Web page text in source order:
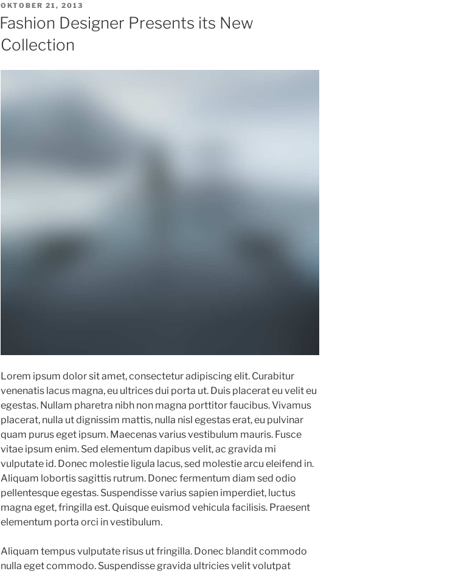
VERÖFFENTLICHT
AM
OKTOBER 21, 2013
Fashion Designer Presents its New
Collection
Lorem ipsum dolor sit amet, consectetur adipiscing elit. Curabitur
venenatis lacus magna, eu ultrices dui porta ut. Duis placerat eu velit eu
egestas. Nullam pharetra nibh non magna porttitor faucibus. Vivamus
placerat, nulla ut dignissim mattis, nulla nisl egestas erat, eu pulvinar
quam purus eget ipsum. Maecenas varius vestibulum mauris. Fusce
vitae ipsum enim. Sed elementum dapibus velit, ac gravida mi
vulputate id. Donec molestie ligula lacus, sed molestie arcu eleifend in.
Aliquam lobortis sagittis rutrum. Donec fermentum diam sed odio
pellentesque egestas. Suspendisse varius sapien imperdiet, luctus
magna eget, fringilla est. Quisque euismod vehicula facilisis. Praesent
elementum porta orci in vestibulum.
Aliquam tempus vulputate risus ut fringilla. Donec blandit commodo
nulla eget commodo. Suspendisse gravida ultricies velit volutpat